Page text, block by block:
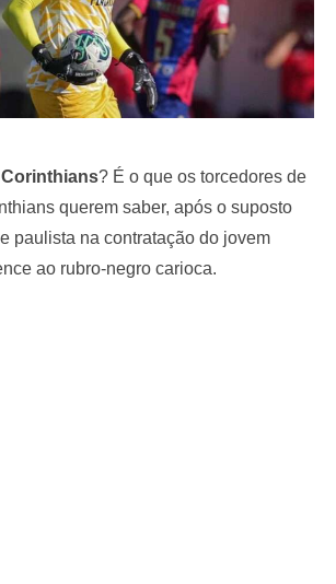
? É o que os torcedores de
querem saber, após o suposto
paulista na contratação do jovem
ao rubro-negro carioca.